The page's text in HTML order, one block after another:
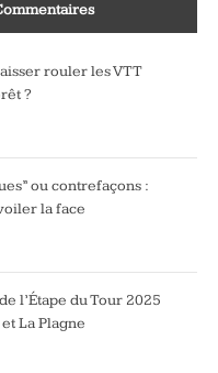
rouler les VTT
?
ou contrefaçons :
la face
l’Étape du Tour 2025
La Plagne